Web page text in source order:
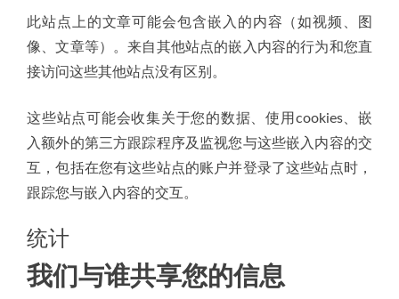
此站点上的文章可能会包含嵌入的内容（如视频、图
像、文章等）。来自其他站点的嵌入内容的行为和您直
接访问这些其他站点没有区别。
这些站点可能会收集关于您的数据、使用cookies、嵌
入额外的第三方跟踪程序及监视您与这些嵌入内容的交
互，包括在您有这些站点的账户并登录了这些站点时，
跟踪您与嵌入内容的交互。
统计
我们与谁共享您的信息